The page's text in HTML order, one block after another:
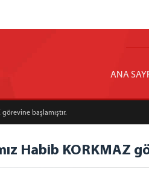
ANA
başlamıştır.
Habib KORKMAZ